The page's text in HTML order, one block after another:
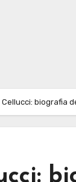
Cellucci: biografia